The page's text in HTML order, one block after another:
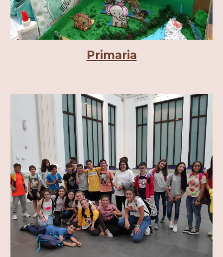
Primaria